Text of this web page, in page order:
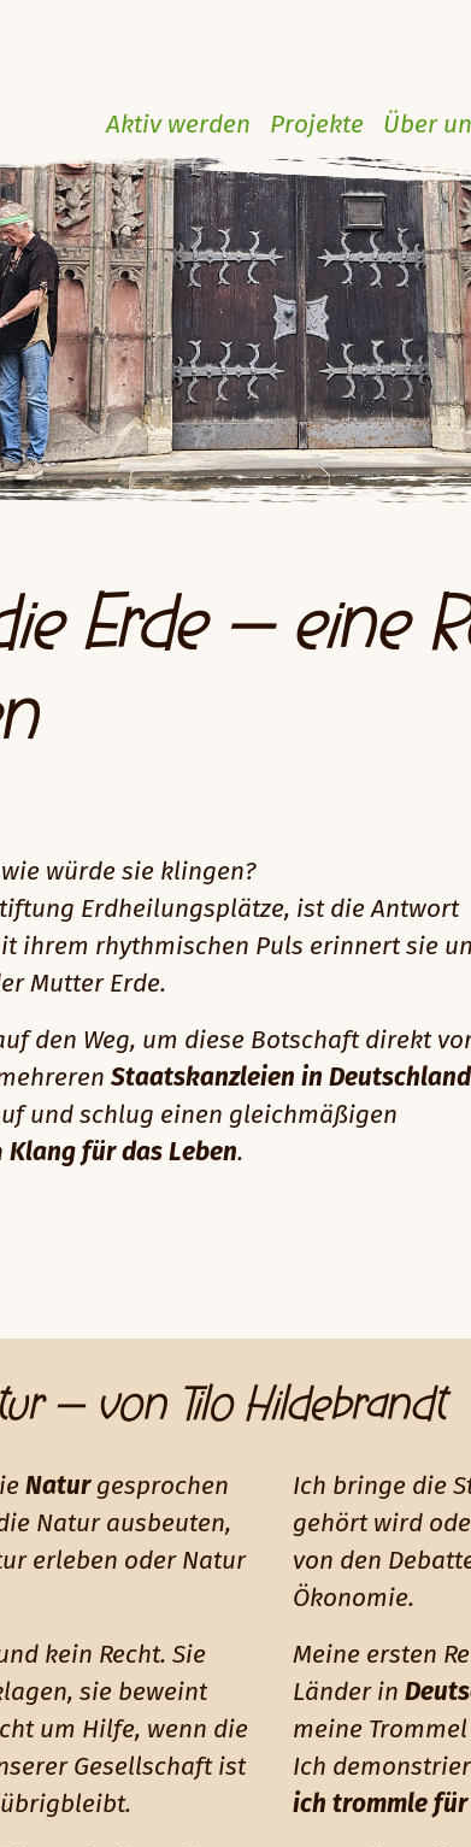
Aktiv werden Projekte Über
Erde – eine
würde sie klingen?
Erdheilungsplätze, ist die Antwort
ihrem rhythmischen Puls erinnert sie
Mutter Erde.
den Weg, um diese Botschaft direkt
Staatskanzleien in Deutschland
und schlug einen gleichmäßigen
Klang für das Leben.
– von Tilo Hildebrandt
Naturgesprochen
Natur ausbeuten,
erleben oder Natur
kein Recht. Sie
sie beweint
um Hilfe, wenn die
Gesellschaft ist
Ich bringe die
gehört wird
von den
Ökonomie.
Meine ersten
Länder in
meine
Ich
ich trommle für